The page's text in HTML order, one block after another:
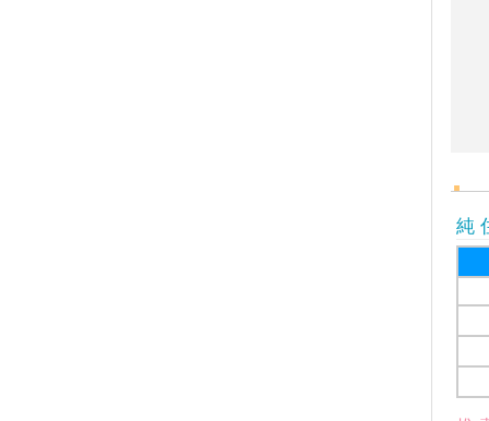
純